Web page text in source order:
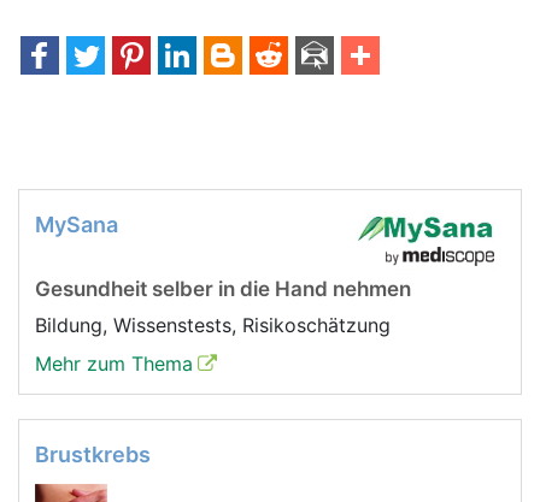
MySana
Gesundheit selber in die Hand nehmen
Bildung, Wissenstests, Risikoschätzung
Mehr zum Thema
Brustkrebs